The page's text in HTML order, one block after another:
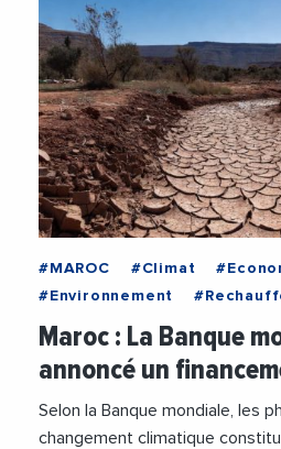
#MAROC #Climat
#Environnement
Maroc : La Banque
annoncé un
Selon la Banque mondiale, les
changement climatique